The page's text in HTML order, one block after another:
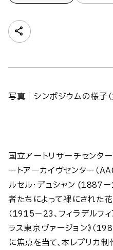
写真｜シンポジウムの様子
国立アートリサーチセンタ
ートアーカイヴセンター（
ルセル・デュシャン (1887
者たちによって裸にされた花
（1915－23、フィラデルフ
ラス東京ヴァージョン》（
に焦点を当て、本レプリカ